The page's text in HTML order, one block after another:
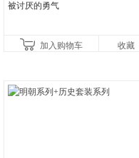
被讨厌的勇气
加入购物车 收藏